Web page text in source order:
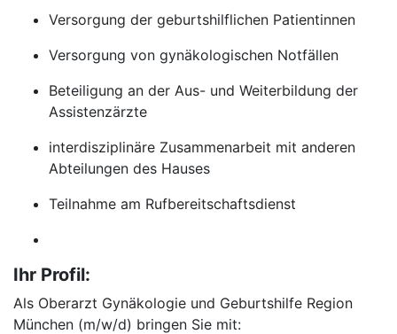
Versorgung der geburtshilflichen Patientinnen
Versorgung von gynäkologischen Notfällen
Beteiligung an der Aus- und Weiterbildung der
Assistenzärzte
interdisziplinäre Zusammenarbeit mit anderen
Abteilungen des Hauses
Teilnahme am Rufbereitschaftsdienst
Ihr Profil:
Als Oberarzt Gynäkologie und Geburtshilfe Region
München (m/w/d) bringen Sie mit: